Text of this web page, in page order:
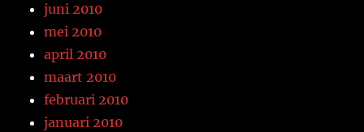
juni 2010
mei 2010
april 2010
maart 2010
februari 2010
januari 2010